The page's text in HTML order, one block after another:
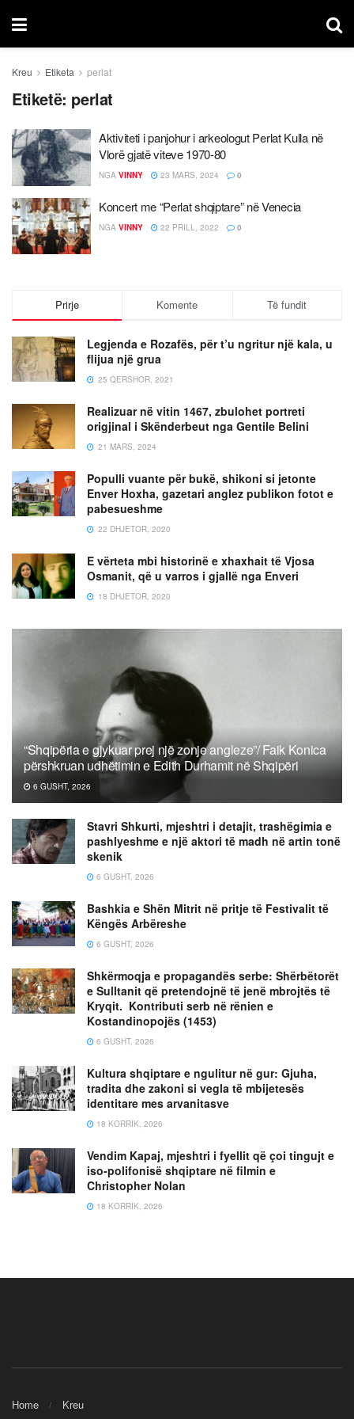
Kreu Etiketa perlat
Etiketë: perlat
Aktiviteti i panjohur i arkeologut Perlat Kulla në
Vlorë gjatë viteve 1970-80
NGA VINNY 23 MARS, 2024 0
Koncert me “Perlat shqiptare” në Venecia
NGA VINNY 22 PRILL, 2022 0
Prirje Komente Të fundit
Legjenda e Rozafës, për t’u ngritur një kala, u
flijua një grua
25 QERSHOR, 2021
Realizuar në vitin 1467, zbulohet portreti
origjinal i Skënderbeut nga Gentile Belini
21 MARS, 2024
Populli vuante për bukë, shikoni si jetonte
Enver Hoxha, gazetari anglez publikon fotot e
pabesueshme
22 DHJETOR, 2020
E vërteta mbi historinë e xhaxhait të Vjosa
Osmanit, që u varros i gjallë nga Enveri
18 DHJETOR, 2020
“Shqipëria e gjykuar prej një zonje angleze”/ Faik Konica
përshkruan udhëtimin e Edith Durhamit në Shqipëri
6 GUSHT, 2026
Stavri Shkurti, mjeshtri i detajit, trashëgimia e
pashlyeshme e një aktori të madh në artin tonë
skenik
6 GUSHT, 2026
Bashkia e Shën Mitrit në pritje të Festivalit të
Këngës Arbëreshe
6 GUSHT, 2026
Shkërmoqja e propagandës serbe: Shërbëtorët
e Sulltanit që pretendojnë të jenë mbrojtës të
Kryqit. Kontributi serb në rënien e
Kostandinopojës (1453)
6 GUSHT, 2026
Kultura shqiptare e ngulitur në gur: Gjuha,
tradita dhe zakoni si vegla të mbijetesës
identitare mes arvanitasve
18 KORRIK, 2026
Vendim Kapaj, mjeshtri i fyellit që çoi tingujt e
iso-polifonisë shqiptare në filmin e
Christopher Nolan
18 KORRIK, 2026
Home Kreu